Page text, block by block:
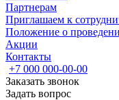
Партнерам
Приглашаем к
Положение о
Акции
Контакты
+7 000 000-00-00
Заказать звонок
Задать вопрос